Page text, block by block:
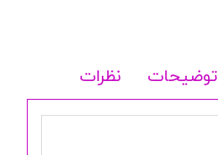
توضیحات نظرات